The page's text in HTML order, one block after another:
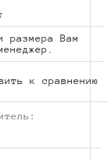
размера Вам
к сравнению